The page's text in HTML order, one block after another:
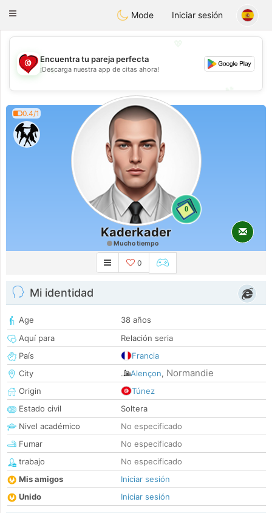
Tunisia Dating
Toggle
Mode Iniciar sesión
💖
💕
Encuentra tu pareja perfecta
¡Descarga nuestra app de citas ahora!
0.4/1
0
Kaderkader
Mucho tiempo
0
Mi identidad
Age
38 años
Aquí para
Relación seria
País
Francia
City
Alençon, Normandie
Origin
Túnez
Estado civil
Soltera
Nivel académico
No especificado
Fumar
No especificado
trabajo
No especificado
Mis amigos
Iniciar sesión
Unido
Iniciar sesión